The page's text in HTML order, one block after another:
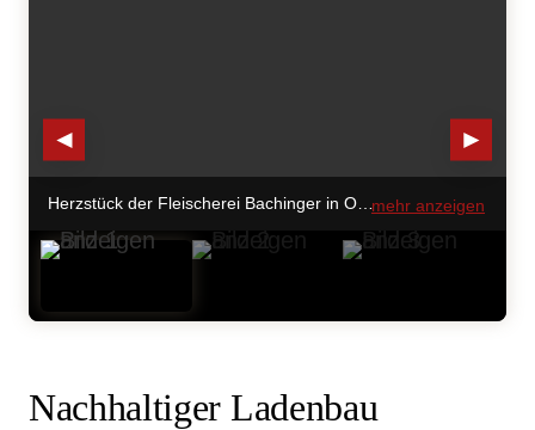
Herzstück der Fleischerei Bachinger in Ort im Innkreis ist die fünf Meter lange Theke Sirius von Aichinger. © Aichingermehr anzeigen
◄ ►
Nachhaltiger Ladenbau